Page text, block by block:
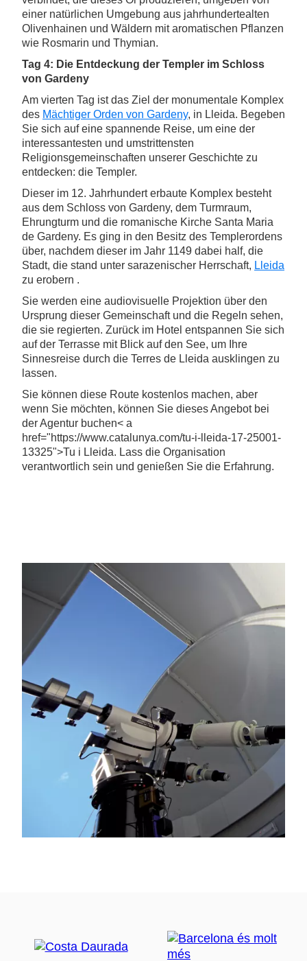
einer natürlichen Umgebung aus jahrhundertealten
Olivenhainen und Wäldern mit aromatischen Pflanzen
wie Rosmarin und Thymian.
Tag 4: Die Entdeckung der Templer im Schloss
von Gardeny
Am vierten Tag ist das Ziel der monumentale Komplex
des Mächtiger Orden von Gardeny, in Lleida. Begeben
Sie sich auf eine spannende Reise, um eine der
interessantesten und umstrittensten
Religionsgemeinschaften unserer Geschichte zu
entdecken: die Templer.
Dieser im 12. Jahrhundert erbaute Komplex besteht
aus dem Schloss von Gardeny, dem Turmraum,
Ehrungturm und die romanische Kirche Santa Maria
de Gardeny. Es ging in den Besitz des Templerordens
über, nachdem dieser im Jahr 1149 dabei half, die
Stadt, die stand unter sarazenischer Herrschaft, Lleida
zu erobern .
Sie werden eine audiovisuelle Projektion über den
Ursprung dieser Gemeinschaft und die Regeln sehen,
die sie regierten. Zurück im Hotel entspannen Sie sich
auf der Terrasse mit Blick auf den See, um Ihre
Sinnesreise durch die Terres de Lleida ausklingen zu
lassen.
Sie können diese Route kostenlos machen, aber
wenn Sie möchten, können Sie dieses Angebot bei
der Agentur buchen< a
href="https://www.catalunya.com/tu-i-lleida-17-25001-
13325">Tu i Lleida. Lass die Organisation
verantwortlich sein und genießen Sie die Erfahrung.